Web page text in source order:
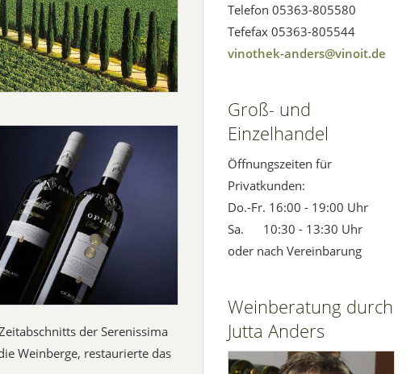
der Serenissima
Weinberge, restaurierte das
Telefon 05363-805580
Tefefax 05363-805544
vinothek-anders@vinoit.de
Groß- und
Einzelhandel
Öffnungszeiten für
Privatkunden:
Do.-Fr. 16:00 - 19:00 Uhr
Sa. 10:30 - 13:30 Uhr
oder nach Vereinbarung
Weinberatung durch
Jutta Anders